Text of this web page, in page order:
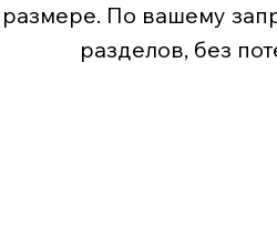
размере. По вашему
разделов, без